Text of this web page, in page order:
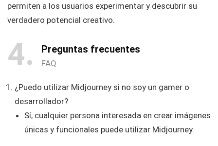
permiten a los usuarios experimentar y descubrir su
verdadero potencial creativo.
4 Preguntas frecuentes
FAQ
¿Puedo utilizar Midjourney si no soy un gamer o
desarrollador?
Sí, cualquier persona interesada en crear imágenes
únicas y funcionales puede utilizar Midjourney.